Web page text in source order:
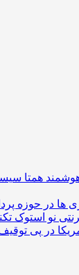
ها در حوزه
نو استوک